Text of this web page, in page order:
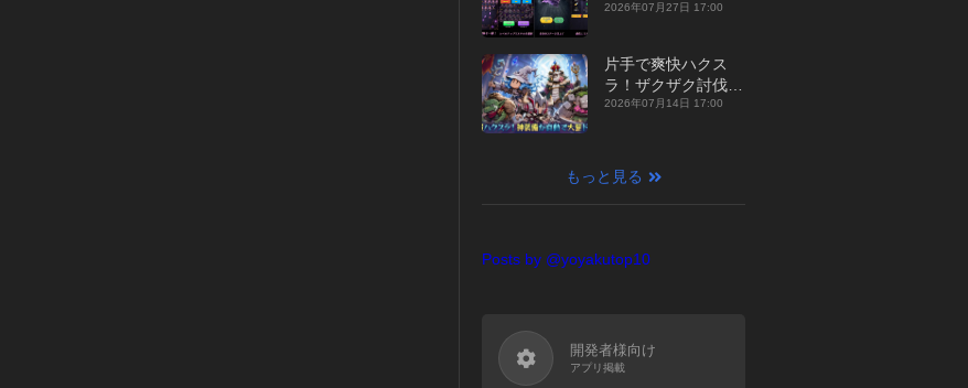
ホゲームをまとめて
年】
2026年07月27日 17:00
片手で爽快ハクス
ラ！ザクザク討伐し
て神装備を集める放
【最新作PICKUP】
2026年07月14日 17:00
もっと見る
Posts by @yoyakutop10
開発者様向け
アプリ掲載